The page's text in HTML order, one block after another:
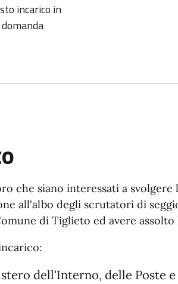
incarico in
che siano interessati a
all'albo degli scrutatori di
di Tiglieto ed avere
dell'Interno, delle Poste